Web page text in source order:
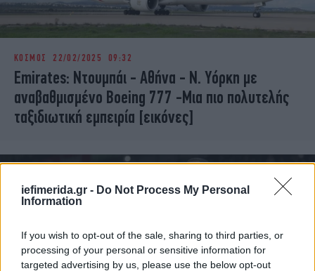
iefimerida.gr - Do Not Process My Personal
Information
If you wish to opt-out of the sale, sharing to third parties, or
processing of your personal or sensitive information for
targeted advertising by us, please use the below opt-out
ΚΟΣΜΟΣ 22/02/2025 09:32
Emirates: Ντουμπάι - Αθήνα - Ν. Υόρκη με
αναβαθμισμένο Boeing 777 -Μια πιο πολυτελής
ταξιδιωτική εμπειρία [εικόνες]